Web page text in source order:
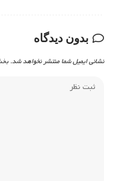
بدون دیدگاه
نشانی ایمیل شما منتشر نخواهد شد.